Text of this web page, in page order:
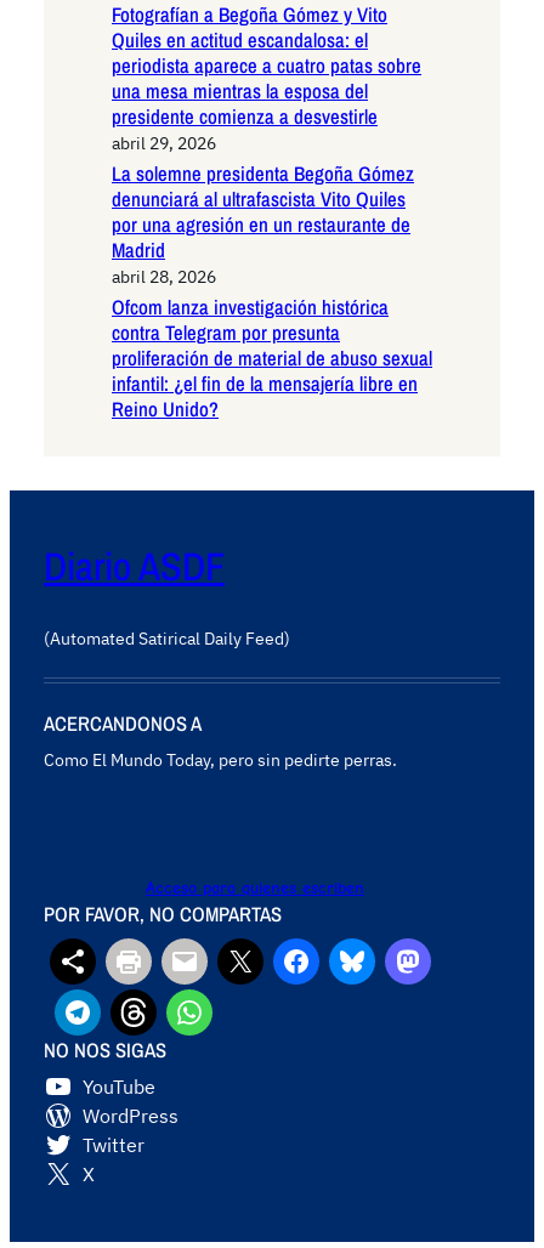
Fotografían a Begoña Gómez y Vito
Quiles en actitud escandalosa: el
periodista aparece a cuatro patas sobre
una mesa mientras la esposa del
presidente comienza a desvestirle
abril 29, 2026
La solemne presidenta Begoña Gómez
denunciará al ultrafascista Vito Quiles
por una agresión en un restaurante de
Madrid
abril 28, 2026
Ofcom lanza investigación histórica
contra Telegram por presunta
proliferación de material de abuso sexual
infantil: ¿el fin de la mensajería libre en
Reino Unido?
Diario ASDF
(Automated Satirical Daily Feed)
ACERCANDONOS A
Como El Mundo Today, pero sin pedirte perras.
Acceso para quienes escriben
POR FAVOR, NO COMPARTAS
NO NOS SIGAS
YouTube
WordPress
Twitter
X